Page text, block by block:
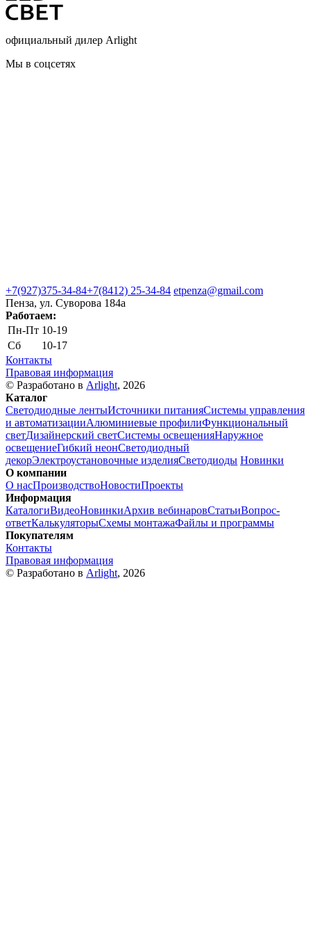
официальный дилер Arlight
Мы в соцсетях
+7(927)375-34-84+7(8412) 25-34-84 etpenza@gmail.com
Пенза, ул. Cуворова 184а
Работаем:
Пн-Пт 10-19
Сб
10-17
Контакты
Правовая информация
© Разработано в Arlight, 2026
Каталог
Светодиодные лентыИсточники питанияСистемы управления
и автоматизацииАлюминиевые профилиФункциональный
светДизайнерский светСистемы освещенияНаружное
освещениеГибкий неонСветодиодный
декорЭлектроустановочные изделияСветодиоды Новинки
О компании
О насПроизводствоНовостиПроекты
Информация
КаталогиВидеоНовинкиАрхив вебинаровСтатьиВопрос-
ответКалькуляторыСхемы монтажаФайлы и программы
Покупателям
Контакты
Правовая информация
© Разработано в Arlight, 2026